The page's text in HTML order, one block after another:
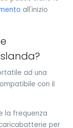
all'inizio
ad una
con il
la frequenza
per